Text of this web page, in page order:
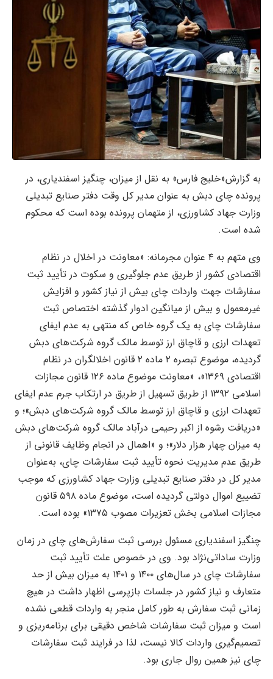
به گزارش«خلیج فارس» به نقل از میزان، چنگیز اسفندیاری، در
پرونده چای دبش به عنوان مدیر کل وقت دفتر صنایع تبدیلی
وزارت جهاد کشاورزی، از متهمان پرونده بوده است که محکوم
شده است.
وی متهم به ۴ عنوان مجرمانه: «معاونت در اخلال در نظام
اقتصادی کشور از طریق عدم جلوگیری و سکوت در تأیید ثبت
سفارشات جهت واردات چای بیش از نیاز کشور و افزایش
غیرمعمول و بیش از میانگین ادوار گذشته اختصاص ثبت
سفارشات چای به یک گروه خاص که منتهی به عدم ایفای
تعهدات ارزی و قاچاق ارز توسط مالک گروه شرکت‌های دبش
گردیده، موضوع تبصره ۲ ماده ۲ قانون اخلالگران در نظام
اقتصادی ۱۳۶۹»، «معاونت موضوع ماده ۱۲۶ قانون مجازات
اسلامی ۱۳۹۲ از طریق تسهیل از طریق در ارتکاب جرم عدم ایفای
تعهدات ارزی و قاچاق ارز توسط مالک گروه شرکت‌های دبش»؛ و
«دریافت رشوه از اکبر رحیمی درآباد مالک گروه شرکت‌های دبش
به میزان چهار هزار دلار»؛ و «اهمال در انجام وظایف قانونی از
طریق عدم مدیریت نحوه تأیید ثبت سفارشات چای، به‌عنوان
مدیر کل در دفتر صنایع تبدیلی وزارت جهاد کشاورزی که موجب
تضییع اموال دولتی گردیده است، موضوع ماده ۵۹۸ قانون
مجازات اسلامی بخش تعزیرات مصوب ۱۳۷۵» بوده است.
چنگیز اسفندیاری مسئول بررسی ثبت سفارش‌های چای در زمان
وزارت ساداتی‌نژاد بود. وی در خصوص علت تأیید ثبت
سفارشات چای در سال‌های ۱۴۰۰ و ۱۴۰۱ به میزان بیش از حد
متعارف و نیاز کشور در جلسات بازپرسی اظهار داشت در هیچ
زمانی ثبت سفارش به طور کامل منجر به واردات قطعی نشده
است و میزان ثبت سفارشات شاخص دقیقی برای برنامه‌ریزی و
تصمیم‌گیری واردات کالا نیست، لذا در فرایند ثبت سفارشات
چای نیز همین روال جاری بود.